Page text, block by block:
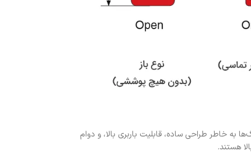
به خاطر طراحی ساده، قابلیت باربری بالا، و دوام
هستند.